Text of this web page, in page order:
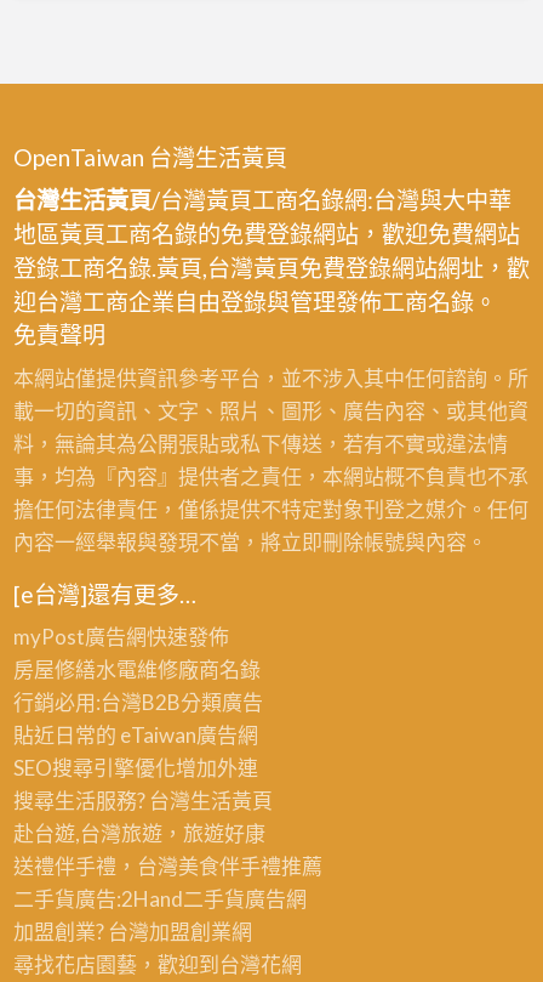
OpenTaiwan 台灣生活黃頁
台灣生活黃頁/台灣黃頁工商名錄網:台灣與大中華
地區黃頁工商名錄的免費登錄網站，歡迎免費網站
登錄工商名錄.黃頁,台灣黃頁免費登錄網站網址，歡
迎台灣工商企業自由登錄與管理發佈工商名錄。
免責聲明
本網站僅提供資訊參考平台，並不涉入其中任何諮詢。所
載一切的資訊、文字、照片、圖形、廣告內容、或其他資
料，無論其為公開張貼或私下傳送，若有不實或違法情
事，均為『內容』提供者之責任，本網站概不負責也不承
擔任何法律責任，僅係提供不特定對象刊登之媒介。任何
內容一經舉報與發現不當，將立即刪除帳號與內容。
[e台灣]還有更多…
myPost廣告網快速發佈
房屋修繕水電維修廠商名錄
行銷必用:台灣B2B分類廣告
貼近日常的 eTaiwan廣告網
SEO搜尋引擎優化增加外連
搜尋生活服務? 台灣生活黃頁
赴台遊,台灣旅遊，旅遊好康
送禮伴手禮，台灣美食伴手禮推薦
二手貨廣告:2Hand二手貨廣告網
加盟創業? 台灣加盟創業網
尋找花店園藝，歡迎到 台灣花網